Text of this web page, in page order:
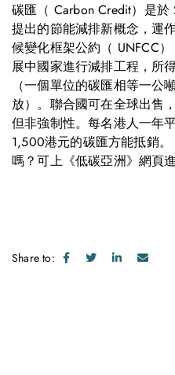
碳匯（ Carbon Credit）是
提出的節能減排新概念，運
候變化框架公約（ UNFCC
展中國家進行減排工程，所
（一個單位的碳匯相等一公
放）。聯合國可在全球出售
但非強制性。每名港人一年
1,500港元的碳匯方能抵銷
嗎？可上《低碳亞洲》網頁
Share to: